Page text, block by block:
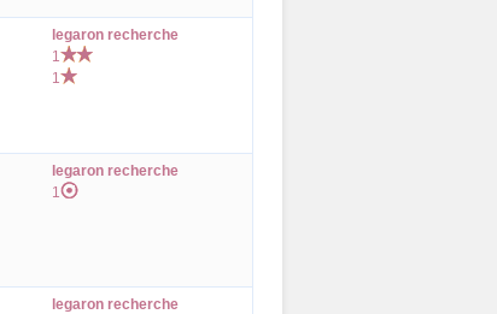
legaron recherche
1
1
legaron recherche
1
legaron recherche